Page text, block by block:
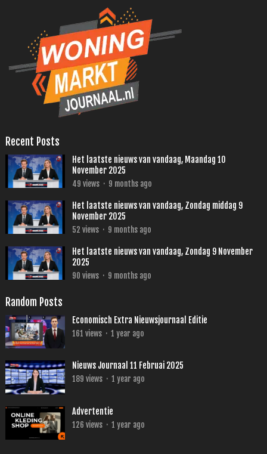
Recent Posts
Het laatste nieuws van vandaag, Maandag 10
November 2025
49 views · 9 months ago
Het laatste nieuws van vandaag, Zondag middag 9
November 2025
52 views · 9 months ago
Het laatste nieuws van vandaag, Zondag 9 November
2025
90 views · 9 months ago
Random Posts
Economisch Extra Nieuwsjournaal Editie
161 views · 1 year ago
Nieuws Journaal 11 Februai 2025
189 views · 1 year ago
Advertentie
126 views · 1 year ago